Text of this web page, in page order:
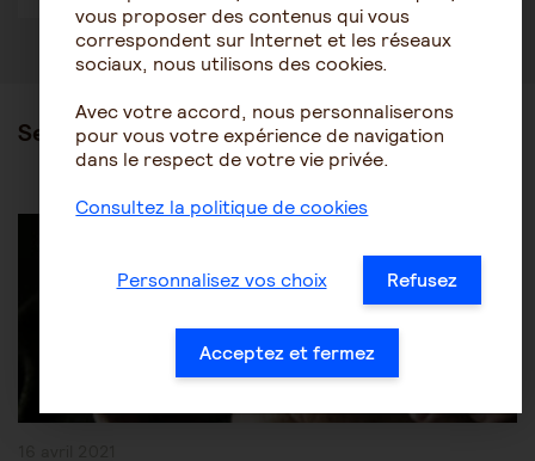
Ses articles
Les pathologies du vieillissement Autres pathologies
vous proposer des contenus qui vous
correspondent sur Internet et les réseaux
sociaux, nous utilisons des cookies.
Avec votre accord, nous personnaliserons
pour vous votre expérience de navigation
dans le respect de votre vie privée.
Consultez la politique de cookies
Personnalisez vos choix Refusez
Acceptez et fermez